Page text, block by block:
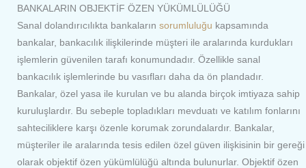
BANKALARIN OBJEKTİF ÖZEN YÜKÜMLÜLÜĞÜ
Sanal dolandırıcılıkta bankaların sorumluluğu kapsamında
bankalar, bankacılık ilişkilerinde müşteri ile aralarında kurdukları
işlemlerin güvenilen tarafı konumundadır. Özellikle sanal
bankacılık işlemlerinde bu vasıfları daha da ön plandadır.
Bankalar, özel yasa ile kurulan ve bu alanda birçok imtiyaza sahip
kuruluşlardır. Bu sebeple topladıkları mevduatı ve katılım fonlarını
sahteciliklere karşı özenle korumak zorundalardır. Bankalar,
müşteriler ile aralarında tesis edilen özel güven ilişkisinin bir gereği
olarak objektif özen yükümlülüğü altında bulunurlar. Objektif özen